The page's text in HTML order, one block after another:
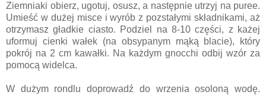
Ziemniaki obierz, ugotuj, osusz, a następnie utrzyj na puree.
Umieść w dużej misce i wyrób z pozstałymi składnikami, aż
otrzymasz gładkie ciasto. Podziel na 8-10 części, z każej
uformuj cienki wałek (na obsypanym mąką blacie), który
pokrój na 2 cm kawałki. Na każdym gnocchi odbij wzór za
pomocą widelca.
W dużym rondlu doprowadź do wrzenia osoloną wodę.